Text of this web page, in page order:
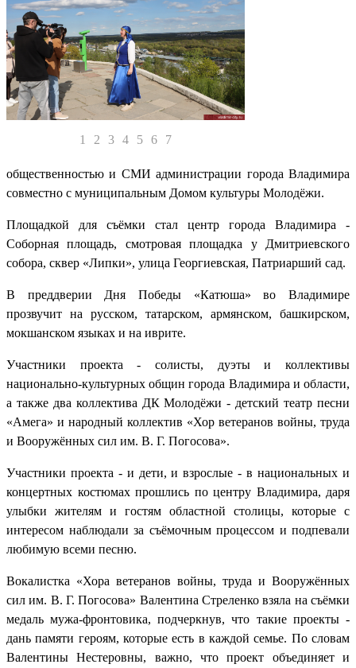
1 2 3 4 5 6 7
общественностью и СМИ администрации города Владимира
совместно с муниципальным Домом культуры Молодёжи.
Площадкой для съёмки стал центр города Владимира -
Соборная площадь, смотровая площадка у Дмитриевского
собора, сквер «Липки», улица Георгиевская, Патриарший сад.
В преддверии Дня Победы «Катюша» во Владимире
прозвучит на русском, татарском, армянском, башкирском,
мокшанском языках и на иврите.
Участники проекта - солисты, дуэты и коллективы
национально-культурных общин города Владимира и области,
а также два коллектива ДК Молодёжи - детский театр песни
«Амега» и народный коллектив «Хор ветеранов войны, труда
и Вооружённых сил им. В. Г. Погосова».
Участники проекта - и дети, и взрослые - в национальных и
концертных костюмах прошлись по центру Владимира, даря
улыбки жителям и гостям областной столицы, которые с
интересом наблюдали за съёмочным процессом и подпевали
любимую всеми песню.
Вокалистка «Хора ветеранов войны, труда и Вооружённых
сил им. В. Г. Погосова» Валентина Стреленко взяла на съёмки
медаль мужа-фронтовика, подчеркнув, что такие проекты -
дань памяти героям, которые есть в каждой семье. По словам
Валентины Нестеровны, важно, что проект объединяет и